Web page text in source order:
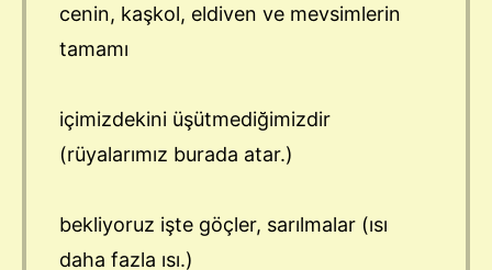
cenin, kaşkol, eldiven ve mevsimlerin
tamamı
içimizdekini üşütmediğimizdir
(rüyalarımız burada atar.)
bekliyoruz işte göçler, sarılmalar (ısı
daha fazla ısı.)